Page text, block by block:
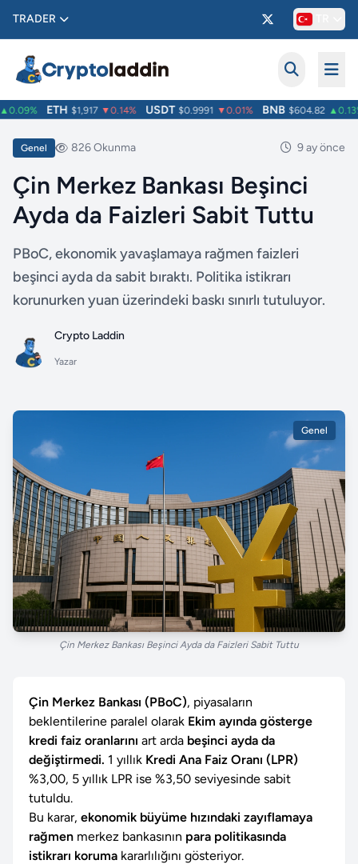
TRADER
ETH $1,917 ▼0.14% USDT $0.9991 ▼0.01% BNB $604.82 ▲0.13%
Genel 826 Okunma 9 ay önce
Çin Merkez Bankası Beşinci
Ayda da Faizleri Sabit Tuttu
PBoC, ekonomik yavaşlamaya rağmen faizleri
beşinci ayda da sabit bıraktı. Politika istikrarı
korunurken yuan üzerindeki baskı sınırlı tutuluyor.
Crypto Laddin
Yazar
Genel
Çin Merkez Bankası Beşinci Ayda da Faizleri Sabit Tuttu
Çin Merkez Bankası (PBoC), piyasaların
beklentilerine paralel olarak Ekim ayında gösterge
kredi faiz oranlarını art arda beşinci ayda da
değiştirmedi. 1 yıllık Kredi Ana Faiz Oranı (LPR)
%3,00, 5 yıllık LPR ise %3,50 seviyesinde sabit
tutuldu.
Bu karar, ekonomik büyüme hızındaki zayıflamaya
rağmen merkez bankasının para politikasında
istikrarı koruma kararlılığını gösteriyor.